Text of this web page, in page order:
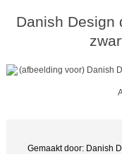
Danish Design
Gemaakt door: Danish